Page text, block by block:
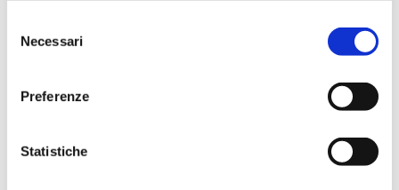
delNecessari
Preferenze
Statistiche
fotografia, delle riprese e
puoi in ogni caso apprendere):
trovare lavoro come travel